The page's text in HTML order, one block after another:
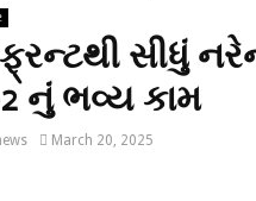
સીધું
નું ભવ્ય કામ
March 20, 2025